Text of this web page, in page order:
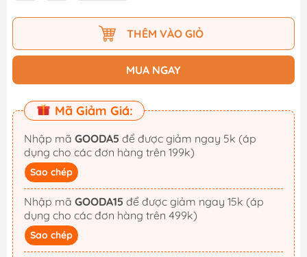
THÊM VÀO GIỎ
MUA NGAY
Mã Giảm Giá:
Nhập mã GOODA5
dụng cho các đơn hàng trên 199k)
Sao chép
Nhập mã GOODA15
dụng cho các đơn hàng trên 499k)
Sao chép